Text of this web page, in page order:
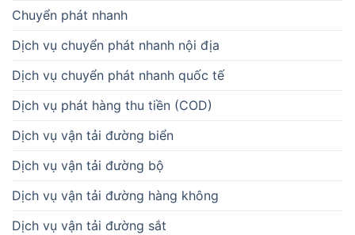
Chuyển phát nhanh
Dịch vụ chuyển phát nhanh nội địa
Dịch vụ chuyển phát nhanh quốc tế
Dịch vụ phát hàng thu tiền (COD)
Dịch vụ vận tải đường biển
Dịch vụ vận tải đường bộ
Dịch vụ vận tải đường hàng không
Dịch vụ vận tải đường sắt